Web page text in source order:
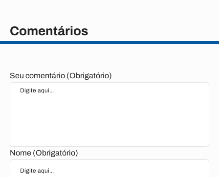
Comentários
Seu comentário (Obrigatório)
Nome (Obrigatório)